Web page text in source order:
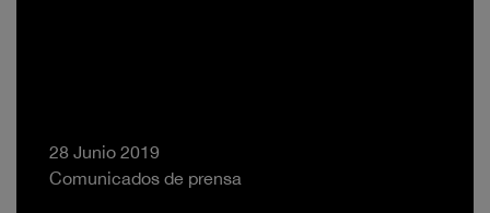
28 Junio 2019
Comunicados de prensa